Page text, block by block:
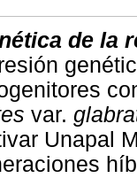
de la
var.
Unapal